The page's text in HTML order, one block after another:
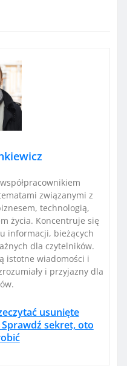
związanymi z
technologią,
życia. Koncentruje się
informacji, bieżących
dla czytelników.
istotne wiadomości i
i przyjazny dla
usunięte
sekret, oto